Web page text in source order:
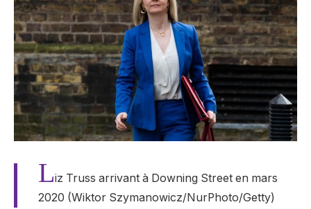
Liz Truss arrivant à Downing Street en mars
2020 (Wiktor Szymanowicz/NurPhoto/Getty)